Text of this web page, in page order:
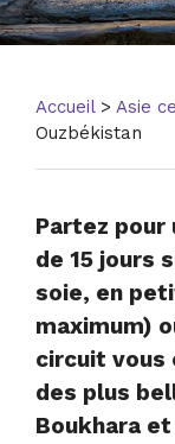
Accueil> Asie
Ouzbékistan
Partez pour
de 15 jours
soie, en
maximum)
circuit vous
des plus
Boukhara